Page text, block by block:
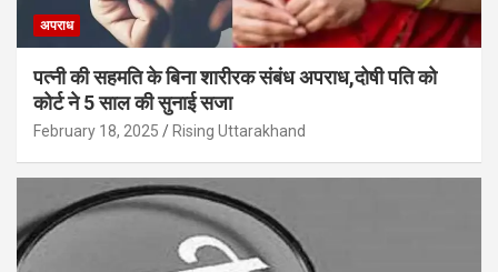
अपराध
पत्नी की सहमति के बिना शारीरक संबंध अपराध,दोषी पति को
कोर्ट ने 5 साल की सुनाई सजा
February 18, 2025 Rising Uttarakhand